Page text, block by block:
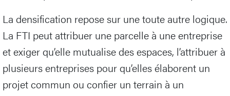
La densification repose sur une toute autre logique.
La FTI peut attribuer une parcelle à une entreprise
et exiger qu’elle mutualise des espaces, l’attribuer à
plusieurs entreprises pour qu’elles élaborent un
projet commun ou confier un terrain à un